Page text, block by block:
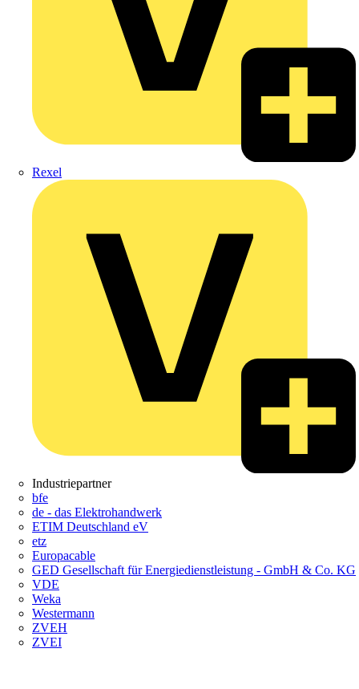
Rexel
Industriepartner
bfe
de - das Elektrohandwerk
ETIM Deutschland eV
etz
Europacable
GED Gesellschaft für Energiedienstleistung - GmbH & Co. KG
VDE
Weka
Westermann
ZVEH
ZVEI